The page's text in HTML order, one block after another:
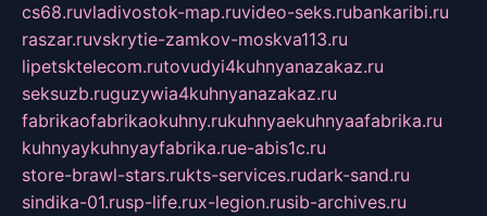
cs68.ruvladivostok-map.ruvideo-seks.rubankaribi.ru
raszar.ruvskrytie-zamkov-moskva113.ru
lipetsktelecom.rutovudyi4kuhnyanazakaz.ru
seksuzb.ruguzywia4kuhnyanazakaz.ru
fabrikaofabrikaokuhny.rukuhnyaekuhnyaafabrika.ru
kuhnyaykuhnyayfabrika.rue-abis1c.ru
store-brawl-stars.rukts-services.rudark-sand.ru
sindika-01.rusp-life.rux-legion.rusib-archives.ru